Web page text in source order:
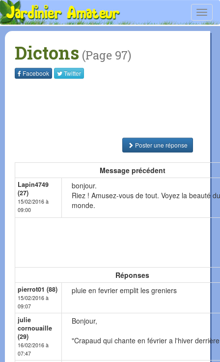
Dictons (Page 97)
Facebook Twitter
Poster une réponse
Message précédent
Lapin4749
(27)
15/02/2016 à
09:00
bonjour.
Riez ! Amusez-vous de tout. Voyez la beauté du
monde.
Réponses
pierrot01 (88)
15/02/2016 à
09:07
pluie en fevrier emplit les greniers
julie
cornouaille
(29)
16/02/2016 à
07:47
Bonjour,
"Crapaud qui chante en février a l'hiver